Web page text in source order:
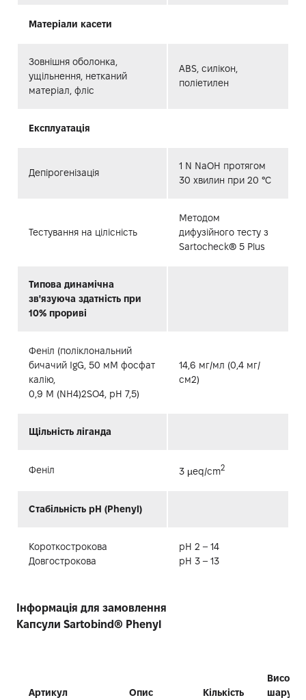
Матеріали касети
Зовнішня оболонка,
ущільнення, нетканий
матеріал, фліс
ABS, силікон,
поліетилен
Експлуатація
Депірогенізація
1 N NaOH протягом
30 хвилин при 20 °C
Тестування на цілісність
Методом
дифузійного тесту з
Sartocheck® 5 Plus
Типова динамічна
зв'язуюча здатність при
10% прориві
Феніл (поліклональний
бичачий IgG, 50 мМ фосфат
калію,
0,9 M (NH4)2SO4, pH 7,5)
14,6 мг/мл (0,4 мг/
см2)
Щільність ліганда
Феніл 3 µeq/cm2
Стабільність pH (Phenyl)
Короткострокова
Довгострокова
pH 2 – 14
pH 3 – 13
Інформація для замовлення
Капсули Sartobind® Phenyl
Артикул Опис Кількість
Висота
шару